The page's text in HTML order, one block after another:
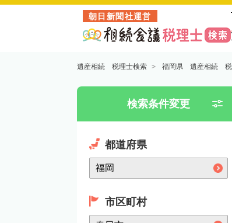
朝日新聞社運営
遺産相続 税理士検索 福岡県 遺産相続 税
検索条件変更
都道府県
市区町村